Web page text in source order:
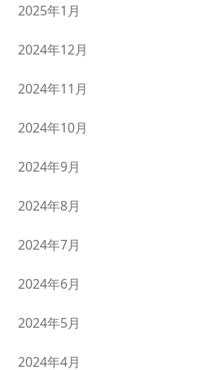
2025年1月
2024年12月
2024年11月
2024年10月
2024年9月
2024年8月
2024年7月
2024年6月
2024年5月
2024年4月